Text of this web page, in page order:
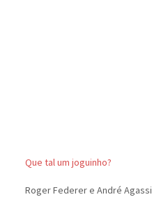
Que tal um joguinho?
Roger Federer e André Agassi